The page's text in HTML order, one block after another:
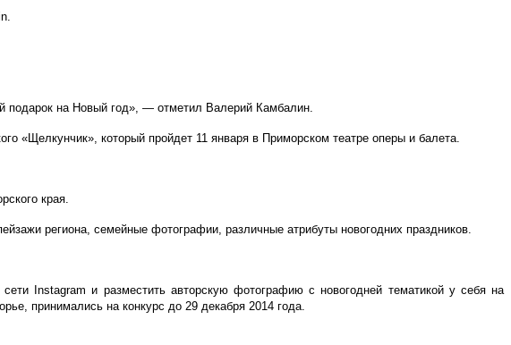
.
на Новый год», — отметил Валерий Камбалин.
«Щелкунчик», который пройдет 11 января в Приморском театре оперы и балета.
края.
региона, семейные фотографии, различные атрибуты новогодних праздников.
Instagram и разместить авторскую фотографию с новогодней тематикой у себя на
принимались на конкурс до 29 декабря 2014 года.